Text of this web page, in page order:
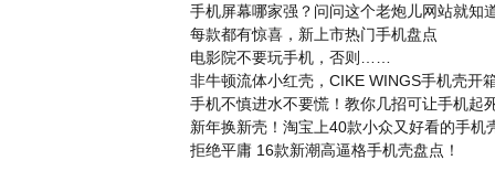
手机屏幕哪家强？问问这个老炮儿网站就知
每款都有惊喜，新上市热门手机盘点
电影院不要玩手机，否则……
非牛顿流体小红壳，CIKE WINGS手机壳开
手机不慎进水不要慌！教你几招可让手机起
新年换新壳！淘宝上40款小众又好看的手机
拒绝平庸 16款新潮高逼格手机壳盘点！